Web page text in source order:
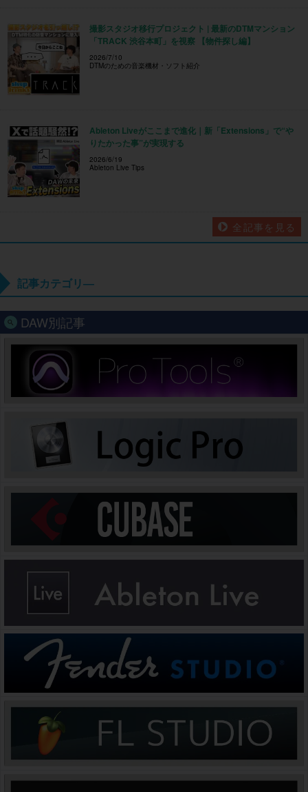
撮影スタジオ移行プロジェクト | 最新のDTMマンション
「TRACK 渋谷本町」を視察 【物件探し編】
2026/7/10
DTMのための音楽機材・ソフト紹介
Ableton Liveがここまで進化｜新「Extensions」で“や
りたかった事”が実現する
2026/6/19
Ableton Live Tips
全記事を見る
記事カテゴリ―
DAW別記事